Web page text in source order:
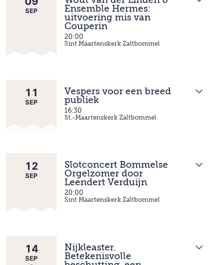
SEP
Ensemble Hermes:
uitvoering mis van
Couperin
20:00
Sint Maartenskerk Zaltbommel
11
SEP
Vespers voor een breed
publiek
16:30
St.-Maartenskerk Zaltbommel
12
SEP
Slotconcert Bommelse
Orgelzomer door
Leendert Verduijn
20:00
Sint Maartenskerk Zaltbommel
14
SEP
Nijkleaster.
Betekenisvolle